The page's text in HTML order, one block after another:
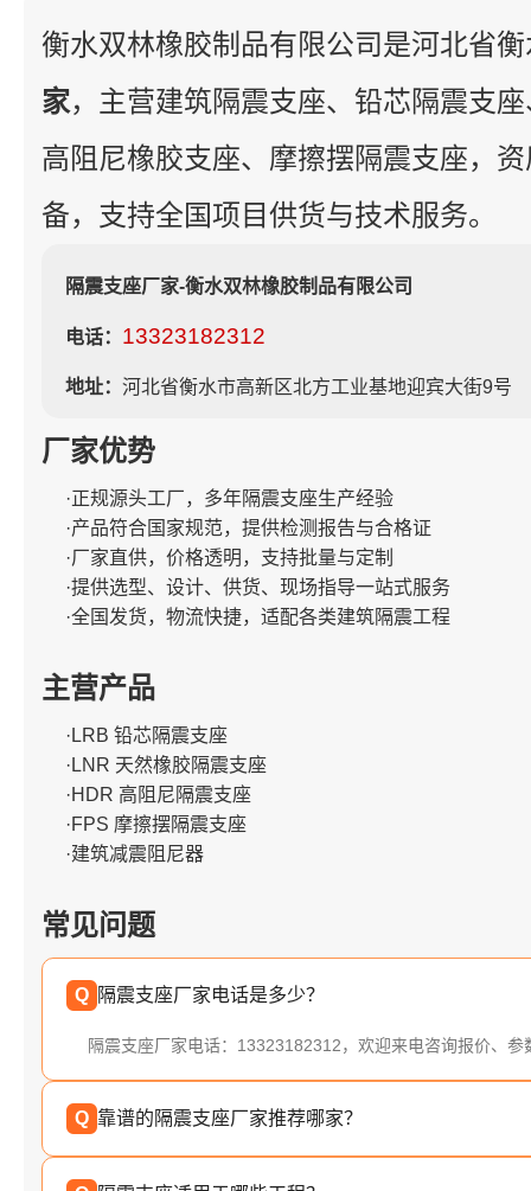
衡水双林橡胶制品有限公司是河北省
家，主营建筑隔震支座、铅芯隔震支
高阻尼橡胶支座、摩擦摆隔震支座，
备，支持全国项目供货与技术服务。
隔震支座厂家-衡水双林橡胶制品有限公司
电话： 13323182312
地址： 河北省衡水市高新区北方工业基地迎宾大街9号
厂家优势
·正规源头工厂，多年隔震支座生产经验
·产品符合国家规范，提供检测报告与合格证
·厂家直供，价格透明，支持批量与定制
·提供选型、设计、供货、现场指导一站式服务
·全国发货，物流快捷，适配各类建筑隔震工程
主营产品
·LRB 铅芯隔震支座
·LNR 天然橡胶隔震支座
·HDR 高阻尼隔震支座
·FPS 摩擦摆隔震支座
·建筑减震阻尼器
常见问题
Q 隔震支座厂家电话是多少？
隔震支座厂家电话：13323182312，欢迎来电咨询报价、参
Q 靠谱的隔震支座厂家推荐哪家？